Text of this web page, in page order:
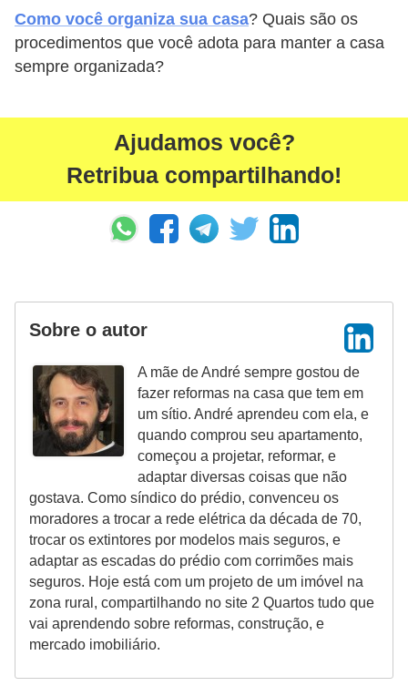
Como você organiza sua casa? Quais são os
procedimentos que você adota para manter a casa
sempre organizada?
Ajudamos você?
Retribua compartilhando!
Sobre o autor
A mãe de André sempre gostou de
fazer reformas na casa que tem em
um sítio. André aprendeu com ela, e
quando comprou seu apartamento,
começou a projetar, reformar, e
adaptar diversas coisas que não
gostava. Como síndico do prédio, convenceu os
moradores a trocar a rede elétrica da década de 70,
trocar os extintores por modelos mais seguros, e
adaptar as escadas do prédio com corrimões mais
seguros. Hoje está com um projeto de um imóvel na
zona rural, compartilhando no site 2 Quartos tudo que
vai aprendendo sobre reformas, construção, e
mercado imobiliário.